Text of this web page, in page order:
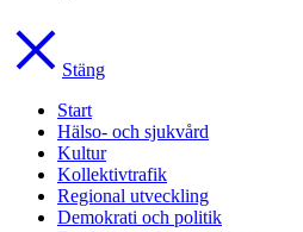
Stäng
Start
Hälso- och sjukvård
Kultur
Kollektivtrafik
Regional utveckling
Demokrati och politik